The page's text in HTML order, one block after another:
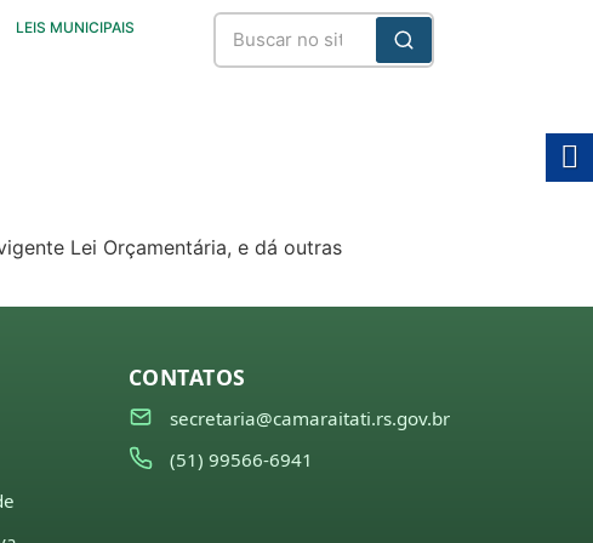
LEIS MUNICIPAIS
Lei Orçamentária, e dá outras
CONTATOS
secretaria@camaraitati.rs.gov.br
(51) 99566-6941